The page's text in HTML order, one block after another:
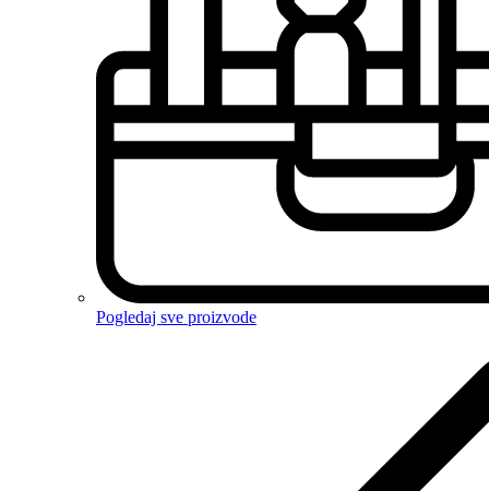
Pogledaj sve proizvode